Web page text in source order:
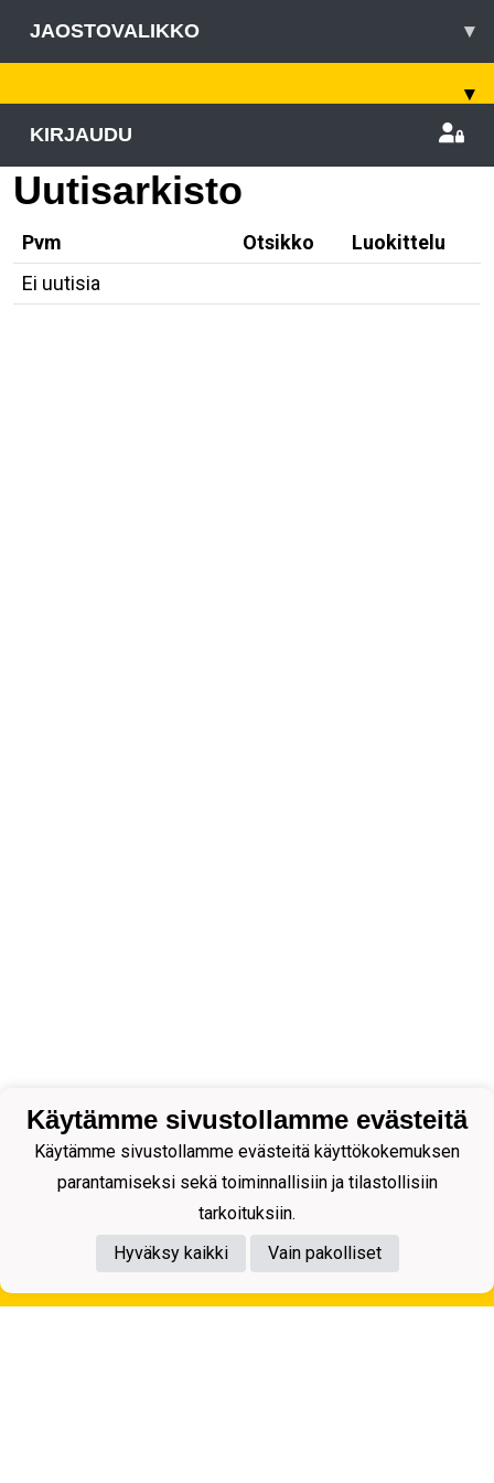
JAOSTOVALIKKO ▾
▾
KIRJAUDU
Uutisarkisto
Pvm Otsikko
Luokittelu
Ei uutisia
Tietosuojaseloste
Käytämme sivustollamme evästeitä
Käytämme sivustollamme evästeitä käyttökokemuksen
parantamiseksi sekä toiminnallisiin ja tilastollisiin
tarkoituksiin.
Hyväksy kaikki
Vain pakolliset